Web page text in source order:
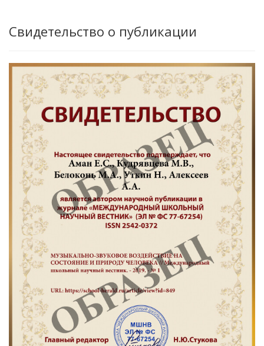
Свидетельство о публикации